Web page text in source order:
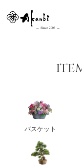
バスケット